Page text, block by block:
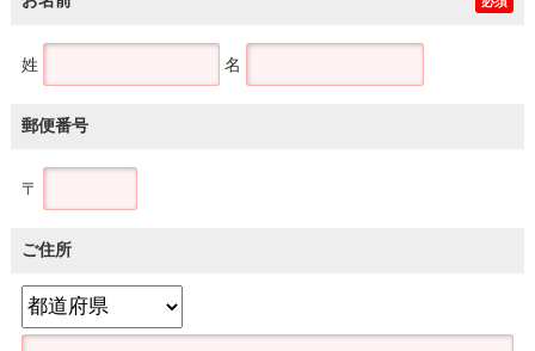
姓 名
郵便番号
〒
ご住所